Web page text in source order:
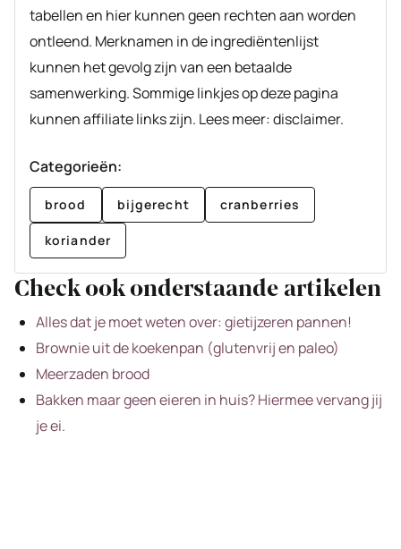
tabellen en hier kunnen geen rechten aan worden
ontleend. Merknamen in de ingrediëntenlijst
kunnen het gevolg zijn van een betaalde
samenwerking. Sommige linkjes op deze pagina
kunnen affiliate links zijn. Lees meer: disclaimer.
Categorieën:
brood bijgerecht cranberries
koriander
Check ook onderstaande artikelen
Alles dat je moet weten over: gietijzeren pannen!
Brownie uit de koekenpan (glutenvrij en paleo)
Meerzaden brood
Bakken maar geen eieren in huis? Hiermee vervang jij
je ei.